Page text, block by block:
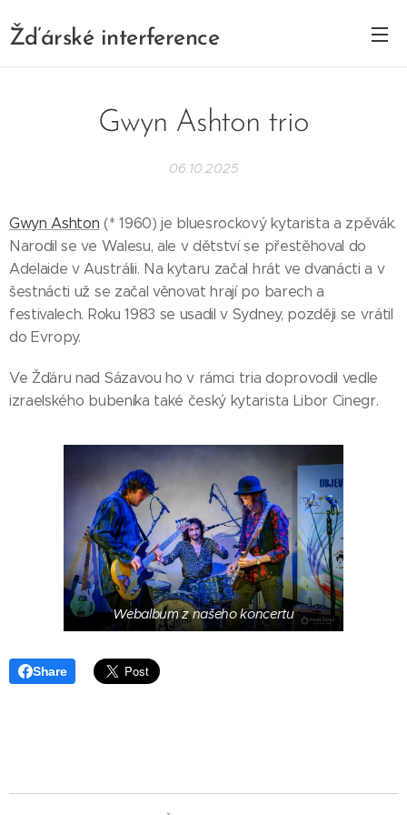
Žďárské interference
Gwyn Ashton trio
06.10.2025
Gwyn Ashton (* 1960) je bluesrockový kytarista a zpěvák.
Narodil se ve Walesu, ale v dětství se přestěhoval do
Adelaide v Austrálii. Na kytaru začal hrát ve dvanácti a v
šestnácti už se začal věnovat hrají po barech a
festivalech. Roku 1983 se usadil v Sydney, později se vrátil
do Evropy.
Ve Žďáru nad Sázavou ho v rámci tria doprovodil vedle
izraelského bubeníka také český kytarista Libor Cinegr.
Webalbum z našeho koncertu
Share